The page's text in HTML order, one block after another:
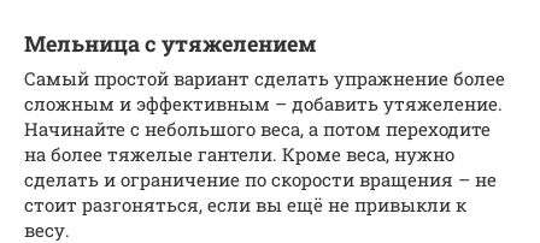
Мельница с утяжелением
Самый простой вариант сделать упражнение более
сложным и эффективным – добавить утяжеление.
Начинайте с небольшого веса, а потом переходите
на более тяжелые гантели. Кроме веса, нужно
сделать и ограничение по скорости вращения – не
стоит разгоняться, если вы ещё не привыкли к
весу.